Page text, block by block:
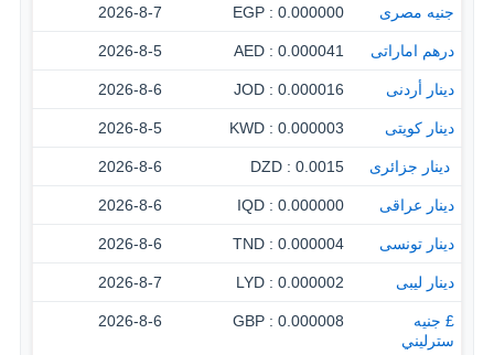
جنيه مصرى 0.000000 : EGP
2026-8-7
درهم اماراتى 0.000041 : AED
2026-8-5
دينار أردنى 0.000016 : JOD
2026-8-6
دينار كويتى 0.000003 : KWD
2026-8-5
‏ دينار جزائرى 0.0015 : DZD
2026-8-6
دينار عراقى 0.000000 : IQD
2026-8-6
دينار تونسى 0.000004 : TND
2026-8-6
دينار ليبى 0.000002 : LYD
2026-8-7
£ جنيه
سترليني
0.000008 : GBP
2026-8-6